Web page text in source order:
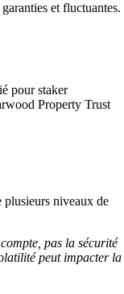
et fluctuantes.
pour staker
Property Trust
plusieurs niveaux de
pas la sécurité
peut impacter la